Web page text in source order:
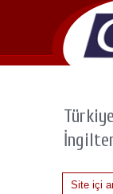
Türkiye